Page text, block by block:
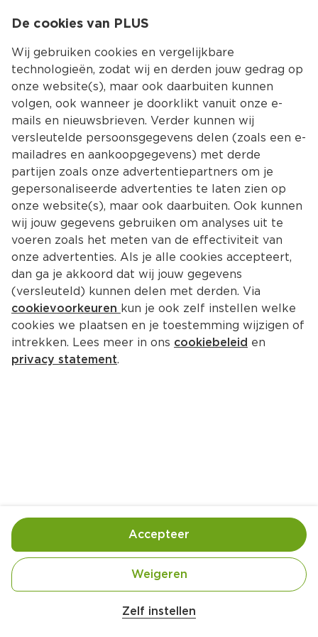
Kies jouw
Ingrediënten Bereiding
De cookies van PLUS
Wij gebruiken cookies en vergelijkbare
technologieën, zodat wij en derden jouw gedrag op
onze website(s), maar ook daarbuiten kunnen
volgen, ook wanneer je doorklikt vanuit onze e-
mails en nieuwsbrieven. Verder kunnen wij
versleutelde persoonsgegevens delen (zoals een e-
mailadres en aankoopgegevens) met derde
partijen zoals onze advertentiepartners om je
gepersonaliseerde advertenties te laten zien op
onze website(s), maar ook daarbuiten. Ook kunnen
wij jouw gegevens gebruiken om analyses uit te
voeren zoals het meten van de effectiviteit van
onze advertenties. Als je alle cookies accepteert,
dan ga je akkoord dat wij jouw gegevens
(versleuteld) kunnen delen met derden. Via
cookievoorkeuren kun je ook zelf instellen welke
cookies we plaatsen en je toestemming wijzigen of
intrekken. Lees meer in ons cookiebeleid en
privacy statement.
Zelf instellen
Weigeren
Accepteer